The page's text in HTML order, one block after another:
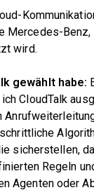
Mercedes-Benz,
wird.
gewählt habe:
CloudTalk
sicherstellen,
Regeln
Agenten oder